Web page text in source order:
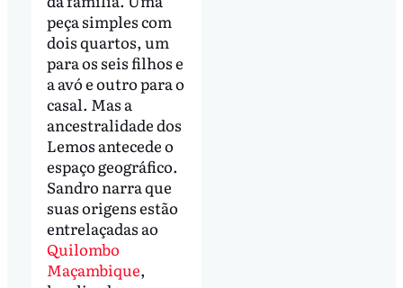
peça simples com
dois quartos, um
para os seis filhos e
a avó e outro para o
casal. Mas a
ancestralidade dos
Lemos antecede o
espaço geográfico.
Sandro narra que
suas origens estão
entrelaçadas ao
Quilombo
Maçambique,